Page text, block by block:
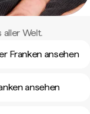
Welt.
Franken ansehen
ansehen